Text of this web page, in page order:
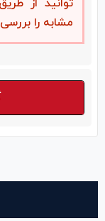
توانید از
مشابه را